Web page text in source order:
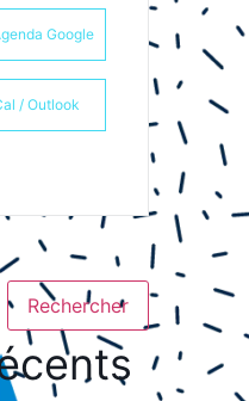
Google
/ Outlook
Rechercher